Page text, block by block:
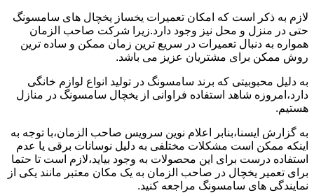
لازم به ذکر است که امکان تعمیرات یخساز یخچال های سامسونگ
حتی در منزل و محل نیز وجود دارد.زیرا شرکت صاحب الزمان
همواره به دنبال تعمیرات در سریع ترین زمان ممکن و ساده ترین
روش ممکن برای مشتریان عزیز می باشد.
به دلیل محبوبیتی که برند سامسونگ در تولید انواع لوازم خانگی
دارد،امروزه شاهد استفاده فراوانی از یخچال سامسونگ در منازل
هستیم.
به گزارش ایسنا،بنابر اعلام نوین سرویس صاحب الزمان،با توجه به
اینکه ممکن است مشکلات مختلفی به دلیل نوسانات برقی یا عدم
استفاده درست برای این محصولات به وجود بیاید،لازم است تا حتما
برای تعمیر یخچال در صاحب الزمان به یک مکان معتبر مانند یکی از
نمایندگی های سامسونگ مراجعه کنید.